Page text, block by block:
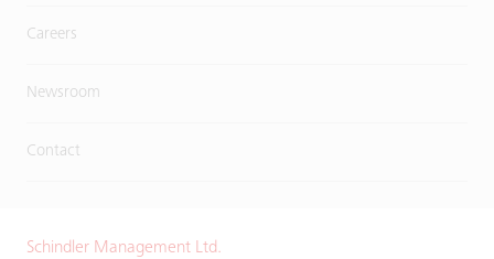
Careers
Newsroom
Contact
Schindler Management Ltd.